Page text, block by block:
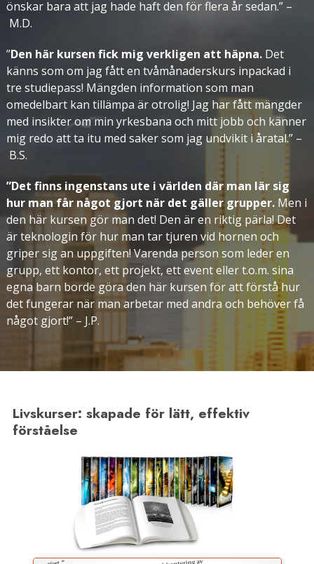
önskar bara att jag hade haft den för flera år sedan.” –
M.D.
”Den här kursen fick mig verkligen att häpna. Det
känns som om jag fått en tvåmånaderskurs inpackad i
tre studiepass! Mängden information som man
omedelbart kan tillämpa är otrolig! Jag har fått mängder
med insikter om min yrkesbana och mitt jobb och känner
mig redo att ta itu med saker som jag undvikit i åratal.” –
B.S.
”Det finns ingenstans ute i världen där man lär sig
hur man får något gjort när det gäller grupper. Men i
den här kursen gör man det! Den är en riktig pärla! Det
är teknologin för hur man tar tjuren vid hornen och
griper sig an uppgiften! Varenda person som leder en
grupp, ett kontor, ett projekt, ett event eller t.o.m. sina
egna barn borde göra den här kursen för att förstå hur
det fungerar när man arbetar med andra och behöver få
något gjort!” – J.P.
Livskurser: skapade för lätt, effektiv
förståelse